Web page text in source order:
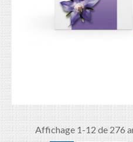
Affichage 1-12 de 276